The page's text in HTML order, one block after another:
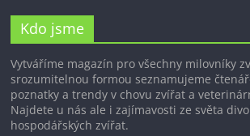
Kdo jsme
Vytváříme magazín pro všechny milovníky
srozumitelnou formou seznamujeme
poznatky a trendy v chovu zvířat a
Najdete u nás ale i zajímavosti ze světa
hospodářských zvířat.